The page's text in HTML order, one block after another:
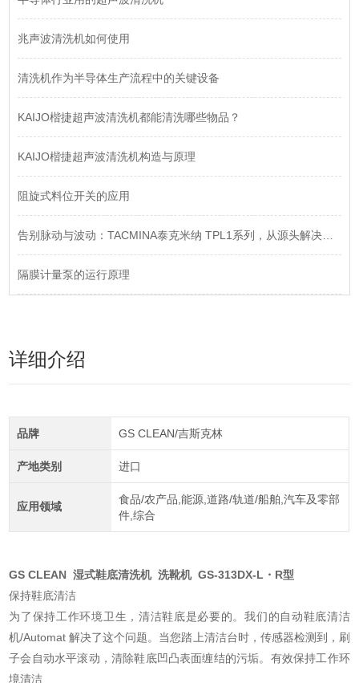
兆声波清洗机如何使用
清洗机作为半导体生产流程中的关键设备
KAIJO楷捷超声波清洗机都能清洗哪些物品？
KAIJO楷捷超声波清洗机构造与原理
阻旋式料位开关的应用
告别脉动与波动：TACMINA泰克米纳 TPL1系列，从源头解决流体输送的精度难题
隔膜计量泵的运行原理
详细介绍
品牌 GS CLEAN/吉斯克林
产地类别 进口
应用领域
食品/农产品,能源,道路/轨道/船舶,汽车及零部
件,综合
GS CLEAN 湿式鞋底清洗机 洗靴机 GS-313DX-L・R型
保持鞋底清洁
为了保持工作环境卫生，清洁鞋底是必要的。我们的自动鞋底清洁
机/Automat 解决了这个问题。当您踏上清洁台时，传感器检测到，刷
子会自动水平滚动，清除鞋底凹凸表面缠结的污垢。有效保持工作环
境清洁